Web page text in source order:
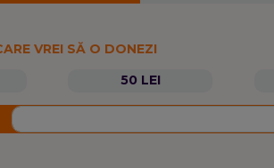
VREI SĂ O DONEZI
50 LEI